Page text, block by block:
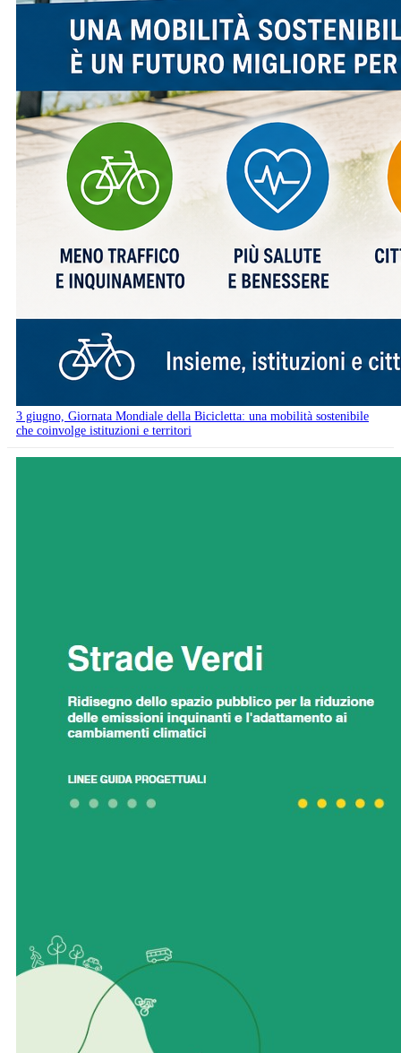
3 giugno, Giornata Mondiale della Bicicletta: una mobilità sostenibile
che coinvolge istituzioni e territori